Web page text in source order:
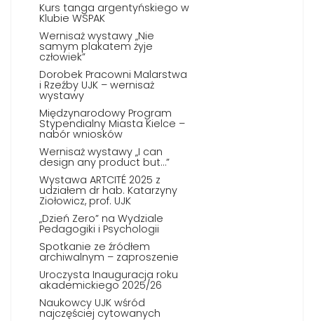
Kurs tanga argentyńskiego w
Klubie WSPAK
Wernisaż wystawy „Nie
samym plakatem żyje
człowiek”
Dorobek Pracowni Malarstwa
i Rzeźby UJK – wernisaż
wystawy
Międzynarodowy Program
Stypendialny Miasta Kielce –
nabór wniosków
Wernisaż wystawy „I can
design any product but…”
Wystawa ARTCITÉ 2025 z
udziałem dr hab. Katarzyny
Ziołowicz, prof. UJK
„Dzień Zero” na Wydziale
Pedagogiki i Psychologii
Spotkanie ze źródłem
archiwalnym – zaproszenie
Uroczysta Inauguracja roku
akademickiego 2025/26
Naukowcy UJK wśród
najczęściej cytowanych